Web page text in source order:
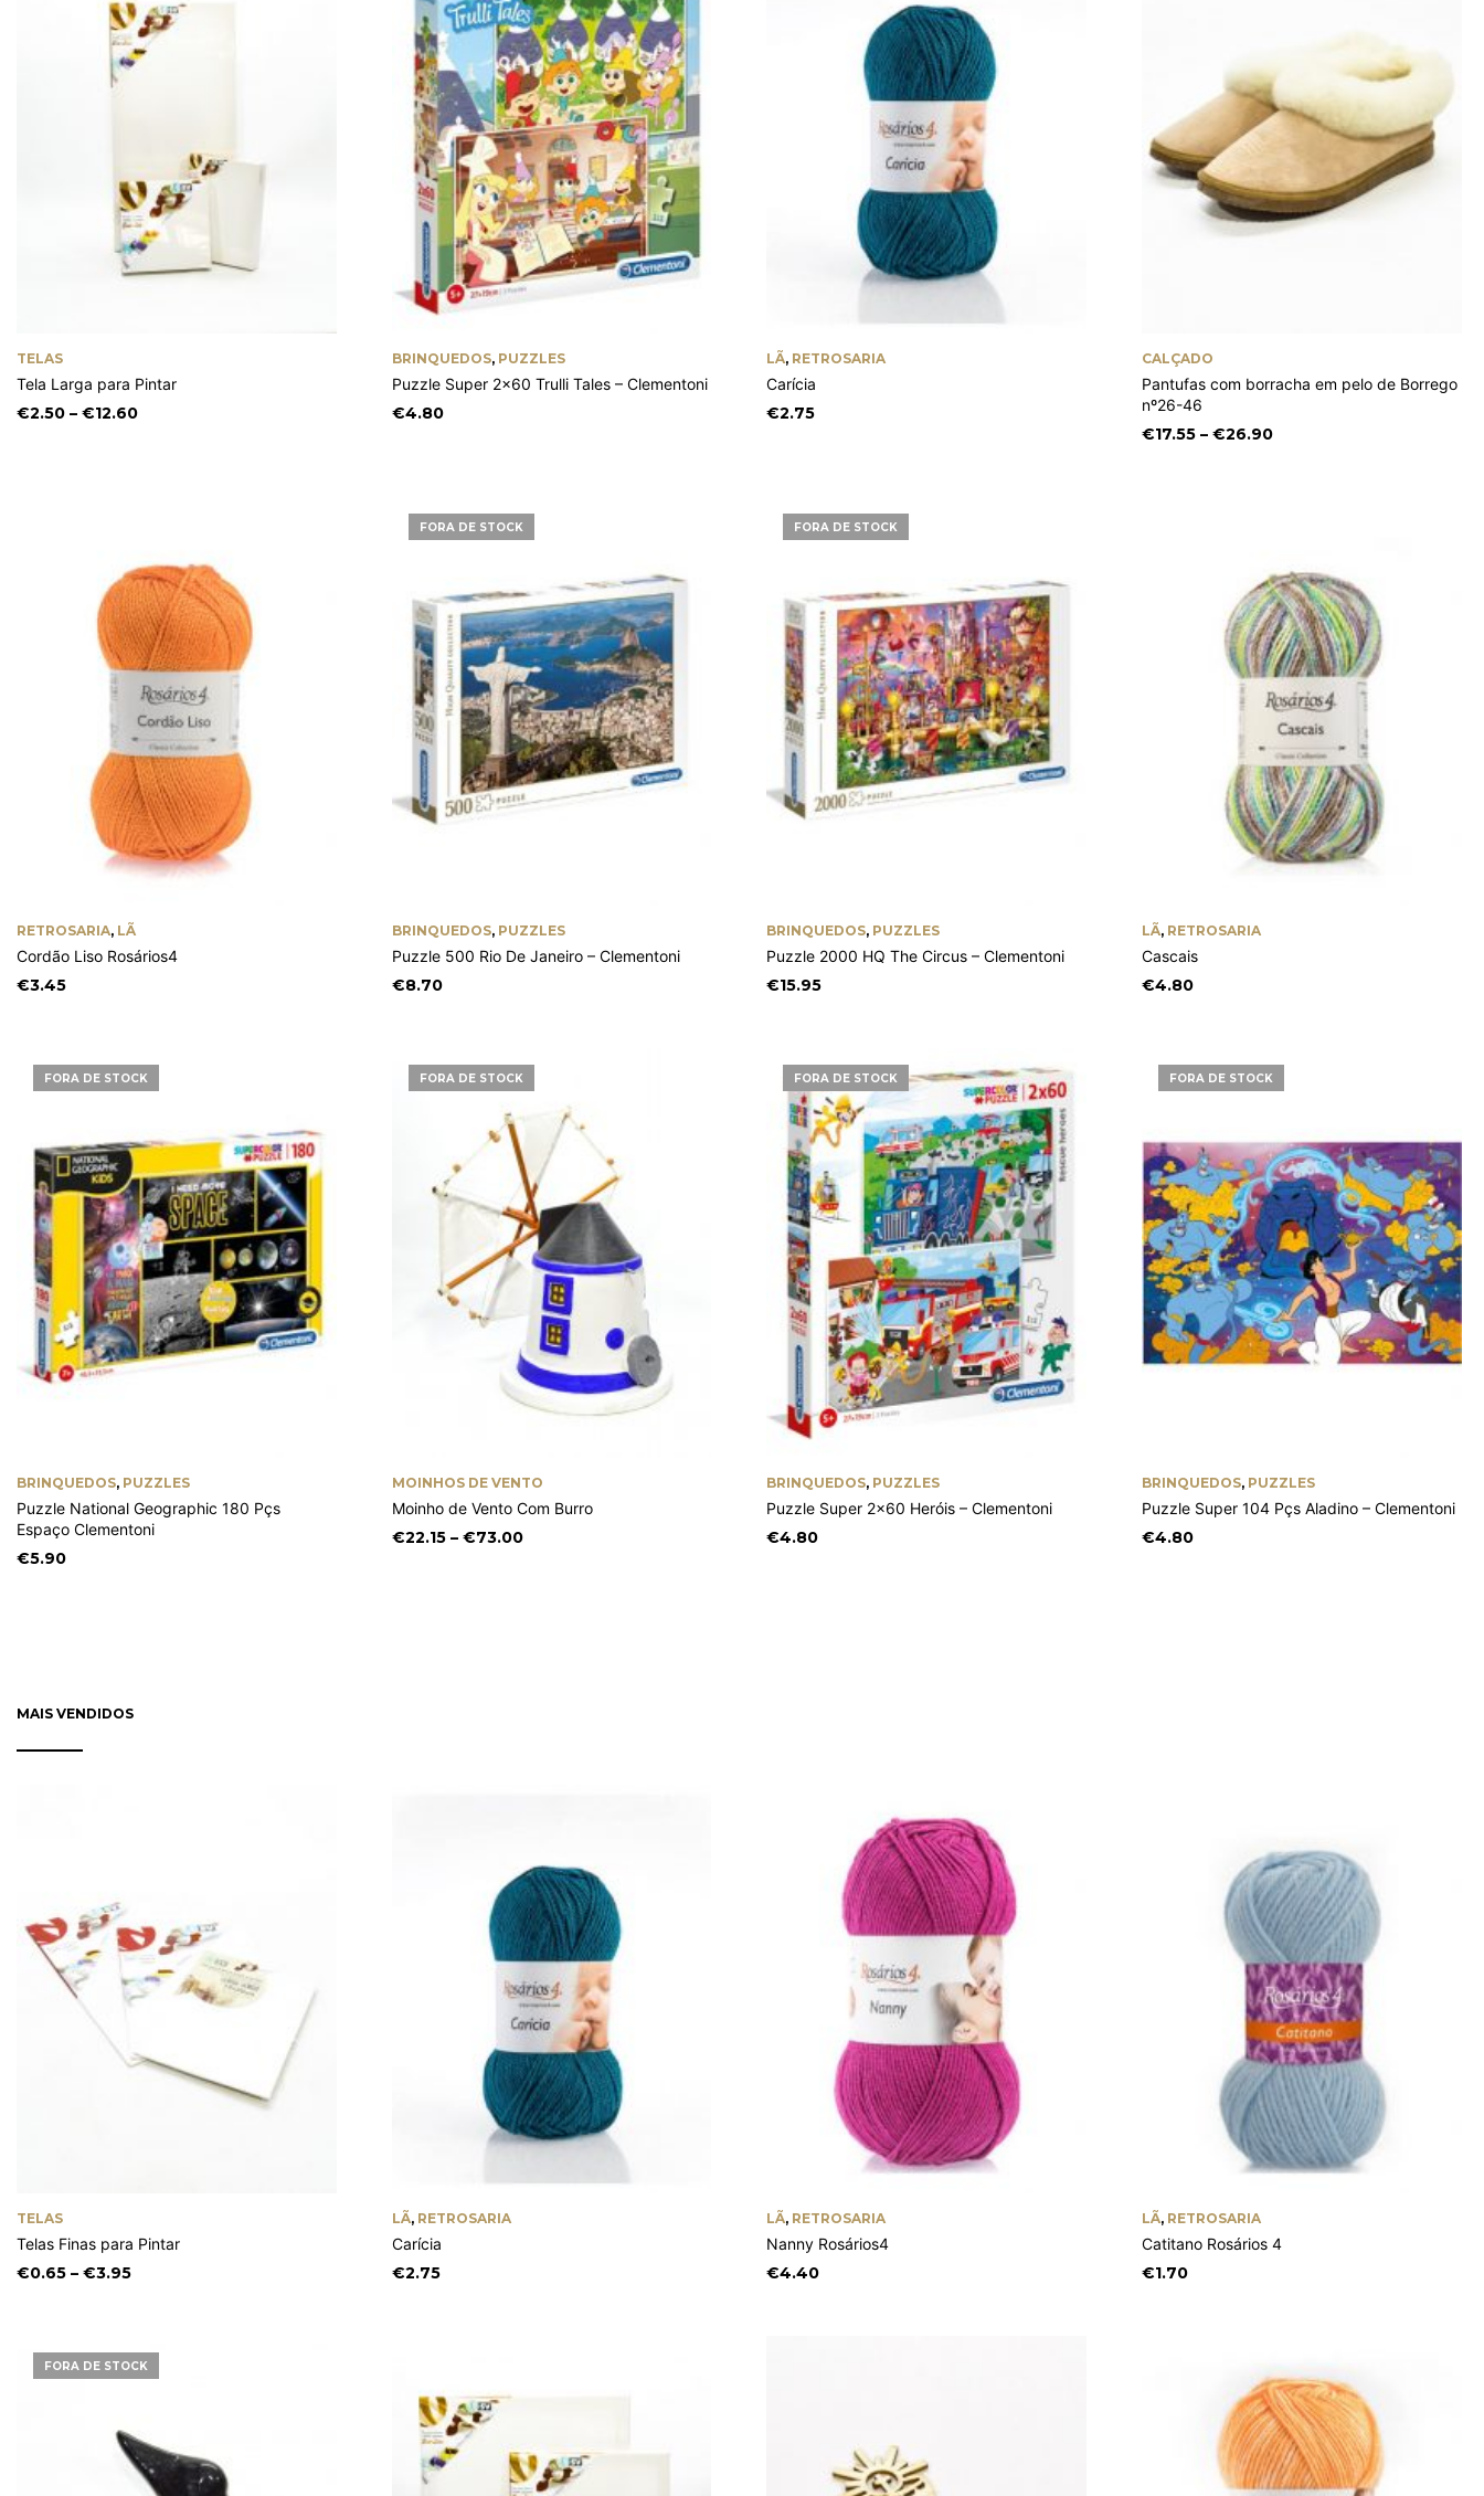
TELAS
Tela Larga para Pintar
€2.50 – €12.60Price
BRINQUEDOS, PUZZLES
Puzzle Super 2×60 Trulli Tales – Clementoni
€4.80
LÃ, RETROSARIA
Carícia
€2.75
CALÇADO
Pantufas com borracha em pelo de Borrego
nº26-46
€17.55 – €26.90Price
RETROSARIA, LÃ
Cordão Liso Rosários4
€3.45
FORA DE STOCK
BRINQUEDOS, PUZZLES
Puzzle 500 Rio De Janeiro – Clementoni
€8.70
FORA DE STOCK
BRINQUEDOS, PUZZLES
Puzzle 2000 HQ The Circus – Clementoni
€15.95
LÃ, RETROSARIA
Cascais
€4.80
FORA DE STOCK
BRINQUEDOS, PUZZLES
Puzzle National Geographic 180 Pçs
Espaço Clementoni
€5.90
FORA DE STOCK
MOINHOS DE VENTO
Moinho de Vento Com Burro
€22.15 – €73.00Price
FORA DE STOCK
BRINQUEDOS, PUZZLES
Puzzle Super 2×60 Heróis – Clementoni
€4.80
FORA DE STOCK
BRINQUEDOS, PUZZLES
Puzzle Super 104 Pçs Aladino – Clementoni
€4.80
MAIS VENDIDOS
TELAS
Telas Finas para Pintar
€0.65 – €3.95Price
€3.95
LÃ, RETROSARIA
Carícia
€2.75
LÃ, RETROSARIA
Nanny Rosários4
€4.40
LÃ, RETROSARIA
Catitano Rosários 4
€1.70
FORA DE STOCK